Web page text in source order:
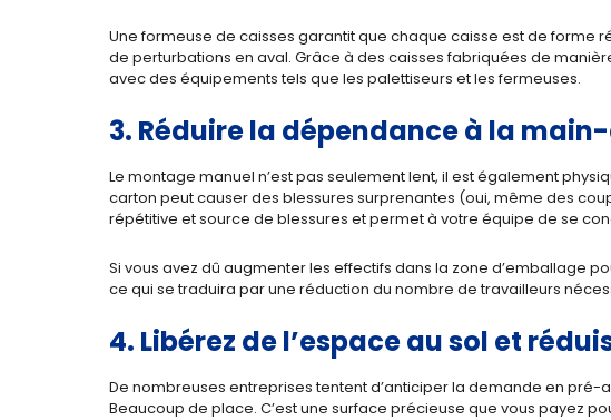
Une formeuse de caisses garantit que chaque caisse est de forme
de perturbations en aval. Grâce à des caisses fabriquées de
avec des équipements tels que les palettiseurs et les fermeuses.
3. Réduire la dépendance à la
Le montage manuel n’est pas seulement lent, il est également
carton peut causer des blessures surprenantes (oui, même des
répétitive et source de blessures et permet à votre équipe de se
Si vous avez dû augmenter les effectifs dans la zone d’emballage
ce qui se traduira par une réduction du nombre de travailleurs
4. Libérez de l’espace au sol et
De nombreuses entreprises tentent d’anticiper la demande en
Beaucoup de place. C’est une surface précieuse que vous payez